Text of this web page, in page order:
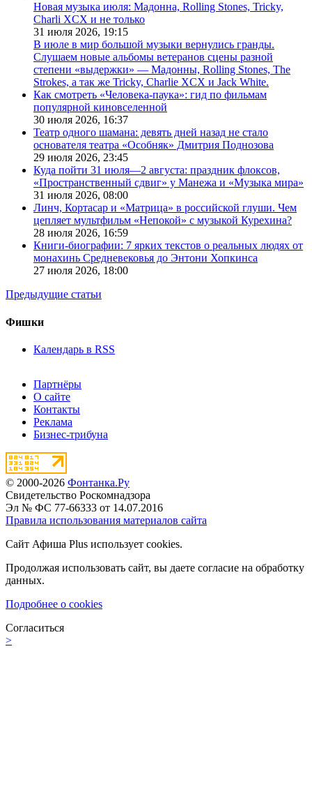
Новая музыка июля: Мадонна, Rolling Stones, Tricky,
Charli XCX и не только
31 июля 2026, 19:15
В июле в мир большой музыки вернулись гранды.
Слушаем новые альбомы ветеранов сцены разной
степени «выдержки» — Мадонны, Rolling Stones, The
Strokes, а так же Tricky, Charlie XCX и Jack White.
Как смотреть «Человека-паука»: гид по фильмам
популярной киновселенной
30 июля 2026, 16:37
Театр одного шамана: девять дней назад не стало
основателя театра «Особняк» Дмитрия Поднозова
29 июля 2026, 23:45
Куда пойти 31 июля—2 августа: праздник флоксов,
«Пространственный сдвиг» у Манежа и «Музыка мира»
31 июля 2026, 08:00
Линч, Кортасар и «Матрица» в российской глуши. Чем
цепляет мультфильм «Непокой» с музыкой Курехина?
28 июля 2026, 16:59
Книги-биографии: 7 ярких текстов о реальных людях от
монахинь Средневековья до Энтони Хопкинса
27 июля 2026, 18:00
Предыдущие статьи
Фишки
Календарь в RSS
Партнёры
О сайте
Контакты
Реклама
Бизнес-трибуна
© 2000-2026 Фонтанка.Ру
Свидетельство Роскомнадзора
Эл № ФС 77-66333 от 14.07.2016
Правила использования материалов сайта
Сайт Афиша Plus использует cookies.
Продолжая использовать сайт, вы даете согласие на обработку
данных.
Подробнее о cookies
Согласиться
>